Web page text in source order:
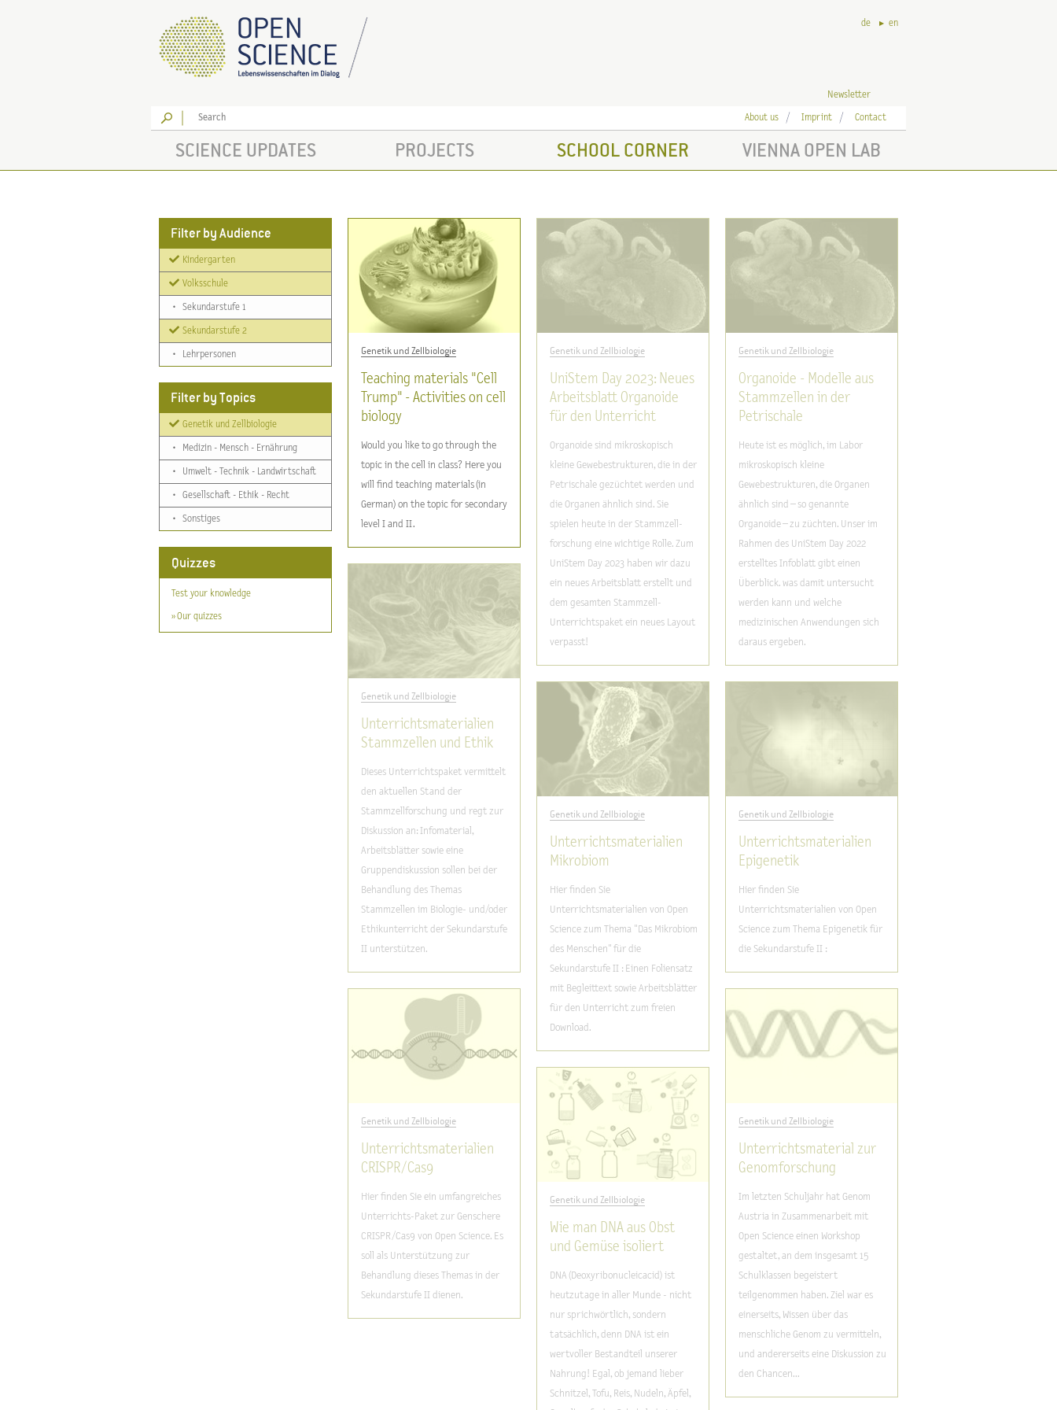
de en
Newsletter
Go
About us Imprint Contact
SCIENCE UPDATES PROJECTS SCHOOL CORNER VIENNA OPEN LAB
Filter by Audience
Kindergarten
Volksschule
• Sekundarstufe 1
Sekundarstufe 2
• Lehrpersonen
Filter by Topics
Genetik und Zellbiologie
• Medizin - Mensch - Ernährung
• Umwelt - Technik - Landwirtschaft
• Gesellschaft - Ethik - Recht
• Sonstiges
Quizzes
Test your knowledge
» Our quizzes
Genetik und Zellbiologie
Teaching materials "Cell
Trump" - Activities on cell
biology
Would you like to go through the
topic in the cell in class? Here you
will find teaching materials (in
German) on the topic for secondary
level I and II.
Genetik und Zellbiologie
UniStem Day 2023: Neues
Arbeitsblatt Organoide
für den Unterricht
Organoide sind mikroskopisch
kleine Gewebestrukturen, die in der
Petrischale gezüchtet werden und
die Organen ähnlich sind. Sie
spielen heute in der Stammzell-
forschung eine wichtige Rolle. Zum
UniStem Day 2023 haben wir dazu
ein neues Arbeitsblatt erstellt und
dem gesamten Stammzell-
Unterrichtspaket ein neues Layout
verpasst!
Genetik und Zellbiologie
Organoide - Modelle aus
Stammzellen in der
Petrischale
Heute ist es möglich, im Labor
mikroskopisch kleine
Gewebestrukturen, die Organen
ähnlich sind – so genannte
Organoide – zu züchten. Unser im
Rahmen des UniStem Day 2022
erstelltes Infoblatt gibt einen
Überblick. was damit untersucht
werden kann und welche
medizinischen Anwendungen sich
daraus ergeben.
Genetik und Zellbiologie
Unterrichtsmaterialien
Stammzellen und Ethik
Dieses Unterrichtspaket vermittelt
den aktuellen Stand der
Stammzellforschung und regt zur
Diskussion an: Infomaterial,
Arbeitsblätter sowie eine
Gruppendiskussion sollen bei der
Behandlung des Themas
Stammzellen im Biologie- und/oder
Ethikunterricht der Sekundarstufe
II unterstützen.
Genetik und Zellbiologie
Unterrichtsmaterialien
Mikrobiom
Hier finden Sie
Unterrichtsmaterialien von Open
Science zum Thema "Das Mikrobiom
des Menschen" für die
Sekundarstufe II : Einen Foliensatz
mit Begleittext sowie Arbeitsblätter
für den Unterricht zum freien
Download.
Genetik und Zellbiologie
Unterrichtsmaterialien
Epigenetik
Hier finden Sie
Unterrichtsmaterialien von Open
Science zum Thema Epigenetik für
die Sekundarstufe II :
Genetik und Zellbiologie
Unterrichtsmaterialien
CRISPR / Cas9
Hier finden Sie ein umfangreiches
Unterrichts-Paket zur Genschere
CRISPR/Cas9 von Open Science. Es
soll als Unterstützung zur
Behandlung dieses Themas in der
Sekundarstufe II dienen.
Genetik und Zellbiologie
Unterrichtsmaterial zur
Genomforschung
Im letzten Schuljahr hat Genom
Austria in Zusammenarbeit mit
Open Science einen Workshop
gestaltet, an dem insgesamt 15
Schulklassen begeistert
teilgenommen haben. Ziel war es
einerseits, Wissen über das
menschliche Genom zu vermitteln,
und andererseits eine Diskussion zu
den Chancen...
Genetik und Zellbiologie
Wie man DNA aus Obst
und Gemüse isoliert
DNA (Deoxyribonucleicacid) ist
heutzutage in aller Munde - nicht
nur sprichwörtlich, sondern
tatsächlich, denn DNA ist ein
wertvoller Bestandteil unserer
Nahrung! Egal, ob jemand lieber
Schnitzel, Tofu, Reis, Nudeln, Äpfel,